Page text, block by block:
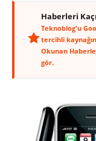
Haberleri
Teknoblog'u
tercihli
Okunan
gör.